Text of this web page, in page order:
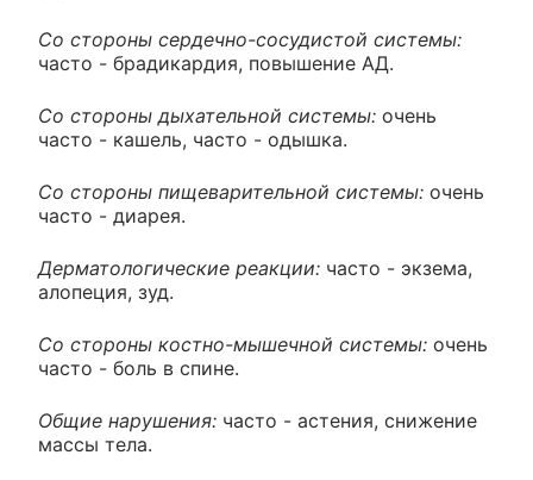
Со стороны сердечно-сосудистой системы:
часто - брадикардия, повышение АД.
Со стороны дыхательной системы: очень
часто - кашель, часто - одышка.
Со стороны пищеварительной системы: очень
часто - диарея.
Дерматологические реакции: часто - экзема,
алопеция, зуд.
Со стороны костно-мышечной системы: очень
часто - боль в спине.
Общие нарушения: часто - астения, снижение
массы тела.